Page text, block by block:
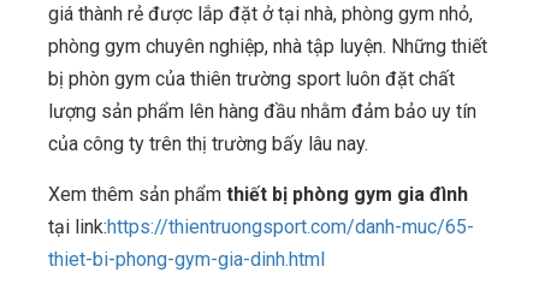
giá thành rẻ được lắp đặt ở tại nhà, phòng gym nhỏ,
phòng gym chuyên nghiệp, nhà tập luyện. Những thiết
bị phòn gym của thiên trường sport luôn đặt chất
lượng sản phẩm lên hàng đầu nhằm đảm bảo uy tín
của công ty trên thị trường bấy lâu nay.
Xem thêm sản phẩm thiết bị phòng gym gia đình
tại link:https://thientruongsport.com/danh-muc/65-
thiet-bi-phong-gym-gia-dinh.html